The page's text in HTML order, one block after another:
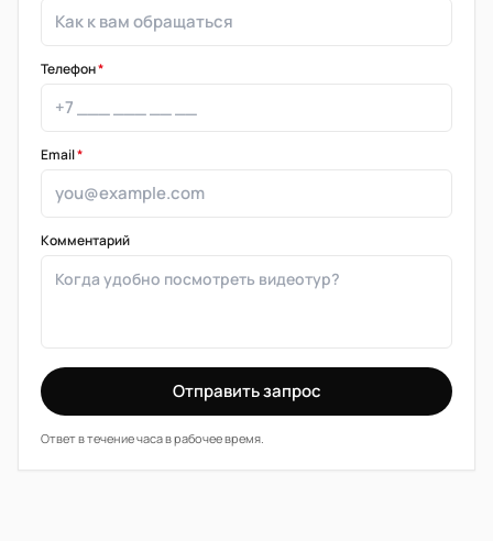
Телефон*
Email*
Комментарий
Отправить запрос
Ответ в течение часа в рабочее время.